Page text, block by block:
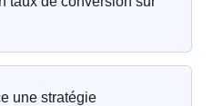
une stratégie